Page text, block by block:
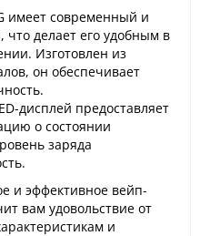
имеет современный и
делает его удобным в
Изготовлен из
он обеспечивает
дисплей предоставляет
о состоянии
заряда
и эффективное вейп-
вам удовольствие от
и